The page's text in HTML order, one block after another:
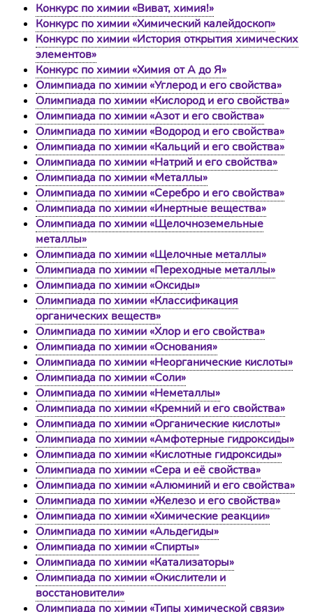
Конкурс по химии «Виват, химия!»
Конкурс по химии «Химический калейдоскоп»
Конкурс по химии «История открытия химических
элементов»
Конкурс по химии «Химия от А до Я»
Олимпиада по химии «Углерод и его свойства»
Олимпиада по химии «Кислород и его свойства»
Олимпиада по химии «Азот и его свойства»
Олимпиада по химии «Водород и его свойства»
Олимпиада по химии «Кальций и его свойства»
Олимпиада по химии «Натрий и его свойства»
Олимпиада по химии «Металлы»
Олимпиада по химии «Серебро и его свойства»
Олимпиада по химии «Инертные вещества»
Олимпиада по химии «Щелочноземельные
металлы»
Олимпиада по химии «Щелочные металлы»
Олимпиада по химии «Переходные металлы»
Олимпиада по химии «Оксиды»
Олимпиада по химии «Классификация
органических веществ»
Олимпиада по химии «Хлор и его свойства»
Олимпиада по химии «Основания»
Олимпиада по химии «Неорганические кислоты»
Олимпиада по химии «Соли»
Олимпиада по химии «Неметаллы»
Олимпиада по химии «Кремний и его свойства»
Олимпиада по химии «Органические кислоты»
Олимпиада по химии «Амфотерные гидроксиды»
Олимпиада по химии «Кислотные гидроксиды»
Олимпиада по химии «Сера и её свойства»
Олимпиада по химии «Алюминий и его свойства»
Олимпиада по химии «Железо и его свойства»
Олимпиада по химии «Химические реакции»
Олимпиада по химии «Альдегиды»
Олимпиада по химии «Спирты»
Олимпиада по химии «Катализаторы»
Олимпиада по химии «Окислители и
восстановители»
Олимпиада по химии «Типы химической связи»